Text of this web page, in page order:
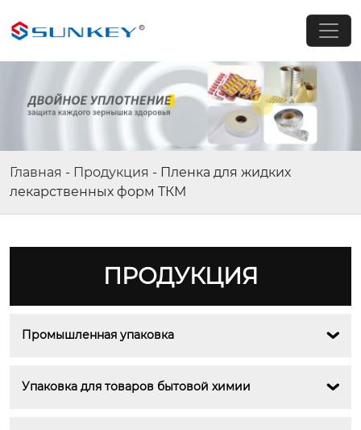
Главная - Продукция - Пленка для жидких
лекарственных форм ТКМ
ПРОДУКЦИЯ
Промышленная упаковка 
Упаковка для товаров бытовой химии 